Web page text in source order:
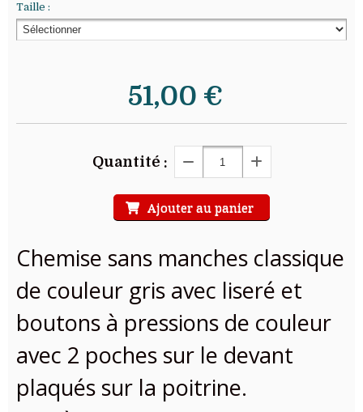
Taille :
51,00 €
Quantité :
Ajouter au panier
Chemise sans manches classique
de couleur gris avec liseré et
boutons à pressions de couleur
avec 2 poches sur le devant
plaqués sur la poitrine.